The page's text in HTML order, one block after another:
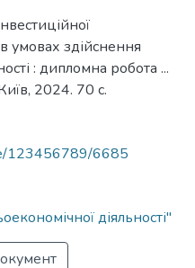
умовах здійснення
: дипломна робота ...
2024. 70 с.
123456789/6685
діяльності"